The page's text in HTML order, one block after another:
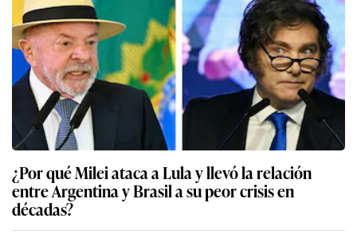
¿Por qué Milei ataca a Lula y llevó la relación
entre Argentina y Brasil a su peor crisis en
décadas?